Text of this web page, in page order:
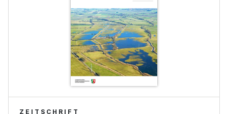
ZEITSCHRIFT